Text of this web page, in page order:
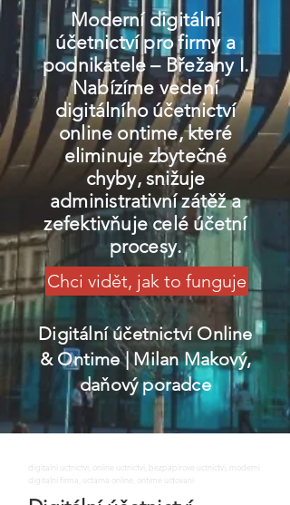
Moderní digitální
účetnictví pro firmy a
podnikatele – Břežany I.
Nabízíme vedení
digitálního účetnictví
online ontime, které
eliminuje zbytečné
chyby, snižuje
administrativní zátěž a
zefektivňuje celé účetní
procesy.
Chci vidět, jak to funguje
Digitální účetnictví Online
& Ontime| Milan Makový,
daňový poradce
digitalni uctnictvi, online uctnictvi, bezpapirove uctnictvi, moderni
digitalni firma, uctarna online, ontime uctovani